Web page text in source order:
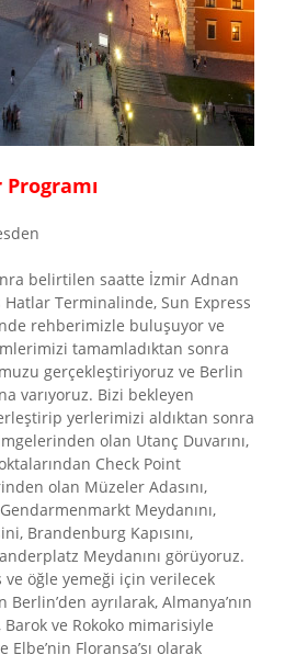
Programı
belirtilen saatte İzmir Adnan
Hatlar Terminalinde, Sun Express
rehberimizle buluşuyor ve
tamamladıktan sonra
gerçekleştiriyoruz ve Berlin
varıyoruz. Bizi bekleyen
yerlerimizi aldıktan sonra
olan Utanç Duvarını,
Check Point
olan Müzeler Adasını,
Meydanını,
Brandenburg Kapısını,
Meydanını görüyoruz.
ve öğle yemeği için verilecek
ayrılarak, Almanya’nın
ve Rokoko mimarisiyle
Floransa’sı olarak